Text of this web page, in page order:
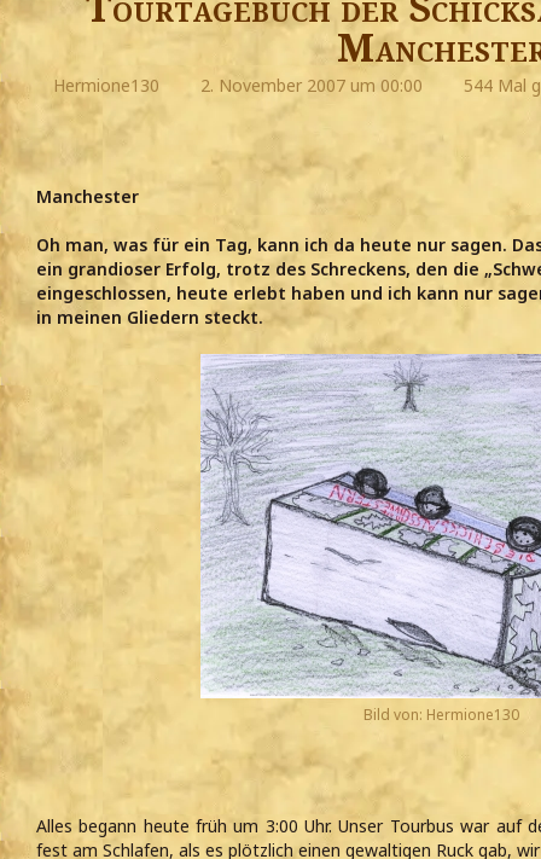
Hermione130 2. November 2007 um 00:00 544 Mal
Manchester
Oh man, was für ein Tag, kann ich da heute nur sagen.
ein grandioser Erfolg, trotz des Schreckens, den die
eingeschlossen, heute erlebt haben und ich kann nur
in meinen Gliedern steckt.
Bild von: Hermione130
Alles begann heute früh um 3:00 Uhr. Unser Tourbus war auf
fest am Schlafen, als es plötzlich einen gewaltigen Ruck gab,